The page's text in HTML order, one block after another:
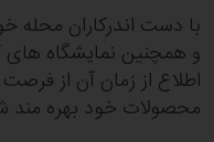
با دست اندرکاران
و همچنین نمایشگاه های
اطلاع از زمان آن از
محصولات خود بهره مند